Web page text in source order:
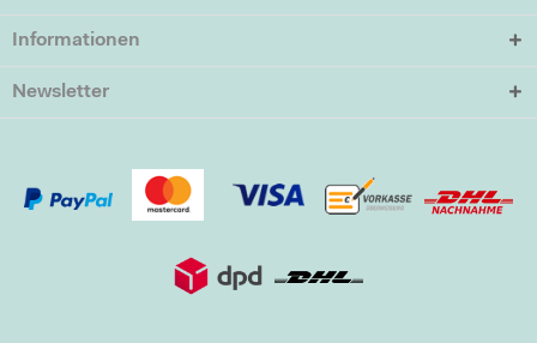
Informationen
Newsletter